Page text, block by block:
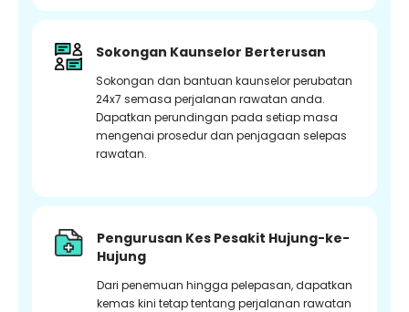
Sokongan Kaunselor Berterusan
Sokongan dan bantuan kaunselor perubatan
24x7 semasa perjalanan rawatan anda.
Dapatkan perundingan pada setiap masa
mengenai prosedur dan penjagaan selepas
rawatan.
Pengurusan Kes Pesakit Hujung-ke-
Hujung
Dari penemuan hingga pelepasan, dapatkan
kemas kini tetap tentang perjalanan rawatan